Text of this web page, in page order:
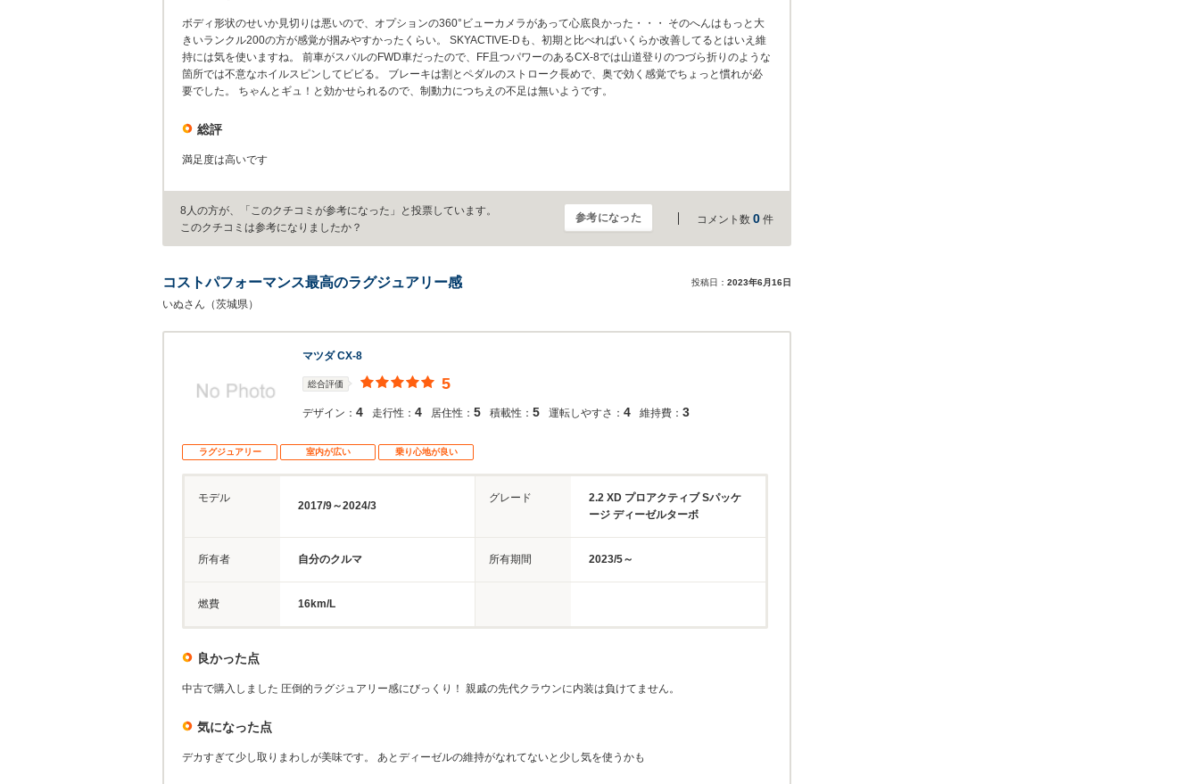
ボディ形状のせいか見切りは悪いので、オプションの360°ビューカメラがあって心底良かった・・・ そのへんはもっと大
きいランクル200の方が感覚が掴みやすかったくらい。 SKYACTIVE-Dも、初期と比べればいくらか改善してるとはいえ維
持には気を使いますね。 前車がスバルのFWD車だったので、FF且つパワーのあるCX-8では山道登りのつづら折りのような
箇所では不意なホイルスピンしてビビる。 ブレーキは割とペダルのストローク長めで、奥で効く感覚でちょっと慣れが必
要でした。 ちゃんとギュ！と効かせられるので、制動力につちえの不足は無いようです。
総評
満足度は高いです
8人の方が、「このクチコミが参考になった」と投票しています。
このクチコミは参考になりましたか？
参考になった コメント数 0 件
コストパフォーマンス最高のラグジュアリー感 投稿日： 2023年6月16日
いぬさん（茨城県）
マツダ CX-8
総合評価 5
デザイン： 4 走行性： 4 居住性： 5 積載性： 5 運転しやすさ： 4 維持費： 3
ラグジュアリー 室内が広い 乗り心地が良い
モデル
2017/9～2024/3
グレード
2.2 XD プロアクティブ Sパッケ
ージ ディーゼルターボ
所有者 自分のクルマ 所有期間 2023/5～
燃費 16km/L
良かった点
中古で購入しました 圧倒的ラグジュアリー感にびっくり！ 親戚の先代クラウンに内装は負けてません。
気になった点
デカすぎて少し取りまわしが美味です。 あとディーゼルの維持がなれてないと少し気を使うかも